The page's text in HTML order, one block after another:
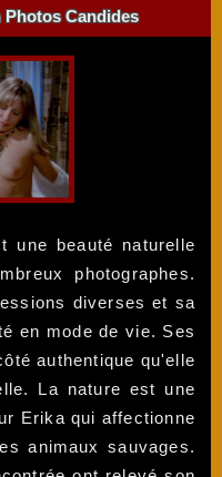
Photos Candides
une beauté naturelle
photographes.
diverses et sa
en mode de vie. Ses
authentique qu'elle
La nature est une
Erika qui affectionne
animaux sauvages.